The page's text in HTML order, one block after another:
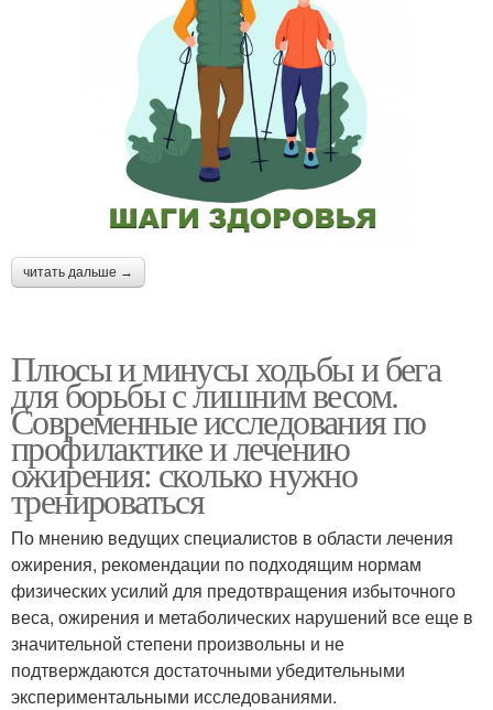
читать дальше →
Плюсы и минусы ходьбы и бега
для борьбы с лишним весом.
Современные исследования по
профилактике и лечению
ожирения: сколько нужно
тренироваться
По мнению ведущих специалистов в области лечения
ожирения, рекомендации по подходящим нормам
физических усилий для предотвращения избыточного
веса, ожирения и метаболических нарушений все еще в
значительной степени произвольны и не
подтверждаются достаточными убедительными
экспериментальными исследованиями.